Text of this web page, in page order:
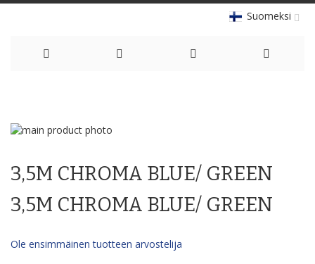
Suomeksi
Content
Skip
end
the
images
the
beginning
of
the
gallery
3,5M CHROMA BLUE/ GREEN
3,5M CHROMA BLUE/ GREEN
Ole ensimmäinen tuotteen arvostelija